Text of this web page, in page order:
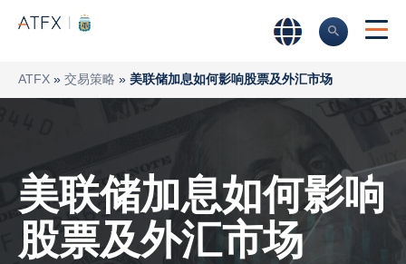
ATFX » 交易策略 » 美联储加息如何影响股票及外汇市场
美联储加息如何影响
股票及外汇市场